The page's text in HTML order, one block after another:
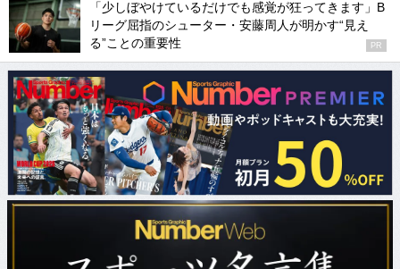
「少しぼやけているだけでも感覚が狂ってきます」B
リーグ屈指のシューター・安藤周人が明かす“見え
る”ことの重要性
PR